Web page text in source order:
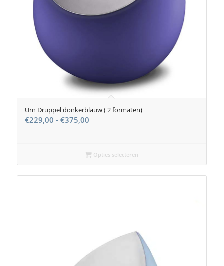
Urn Druppel donkerblauw ( 2 formaten)
€229,00 - €375,00Prijsklasse:
€375,00
Opties selecteren